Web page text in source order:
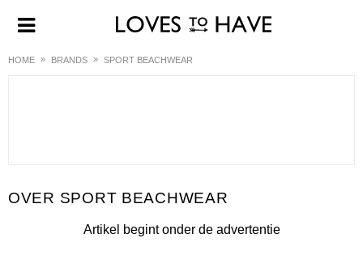
HOME BRANDS SPORT BEACHWEAR
SPORT BEACHWEAR
Artikel begint onder de advertentie